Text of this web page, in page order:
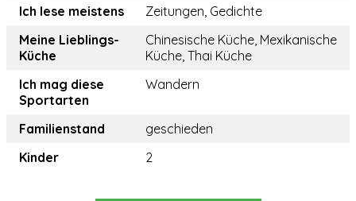
Ich lese meistens
Zeitungen, Gedichte
Meine Lieblings-
Küche
Chinesische Küche, Mexikanische
Küche, Thai Küche
Ich mag diese
Sportarten
Wandern
Familienstand
geschieden
Kinder
2